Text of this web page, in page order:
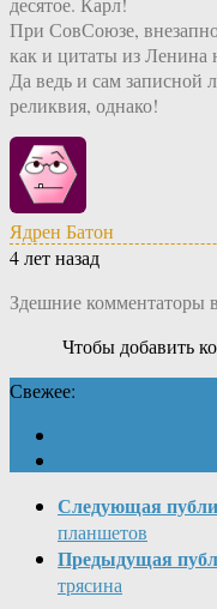
При СовСоюзе,
как и цитаты из
Да ведь и сам записной
реликвия, однако!
Ядрен Батон
4 лет назад
Здешние комментаторы
Чтобы добавить
Свежее:
Следующая
планшетов
Предыдущая
трясина